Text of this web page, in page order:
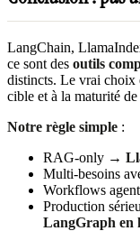
LangChain,
ce sont des outils
distincts. Le vrai choix
cible et à la maturité
Notre règle simple :
RAG-only →
Multi-besoins
Workflows
Production
LangGraph en